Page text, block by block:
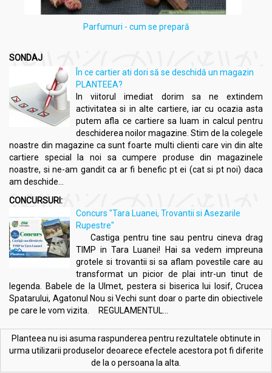
Parfumuri - cum se prepară
SONDAJ
În ce cartier ati dori să se deschidă un magazin
PLANTEEA?
In viitorul imediat dorim sa ne extindem
activitatea si in alte cartiere, iar cu ocazia asta
putem afla ce cartiere sa luam in calcul pentru
deschiderea noilor magazine. Stim de la colegele
noastre din magazine ca sunt foarte multi clienti care vin din alte
cartiere special la noi sa cumpere produse din magazinele
noastre, si ne-am gandit ca ar fi benefic pt ei (cat si pt noi) daca
am deschide...
CONCURSURI:
Concurs "Tara Luanei, Trovantii si Asezarile
Rupestre"
Castiga pentru tine sau pentru cineva drag
TIMP in Tara Luanei! Hai sa vedem impreuna
grotele si trovantii si sa aflam povestile care au
transformat un picior de plai intr-un tinut de
legenda. Babele de la Ulmet, pestera si biserica lui Iosif, Crucea
Spatarului, Agatonul Nou si Vechi sunt doar o parte din obiectivele
pe care le vom vizita. REGULAMENTUL...
Planteea nu isi asuma raspunderea pentru rezultatele obtinute in
urma utilizarii produselor deoarece efectele acestora pot fi diferite
de la o persoana la alta.